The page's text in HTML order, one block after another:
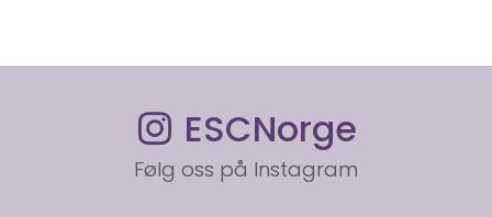
ESCNorge
Følg oss på Instagram